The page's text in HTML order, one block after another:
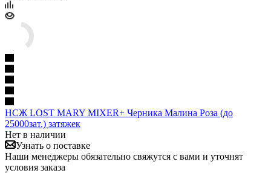
НСЖ LOST MARY MIXER+ Черника Малина Роза (до
25000зат.) затяжек
Нет в наличии
Узнать о поставке
Наши менеджеры обязательно свяжутся с вами и уточнят
условия заказа